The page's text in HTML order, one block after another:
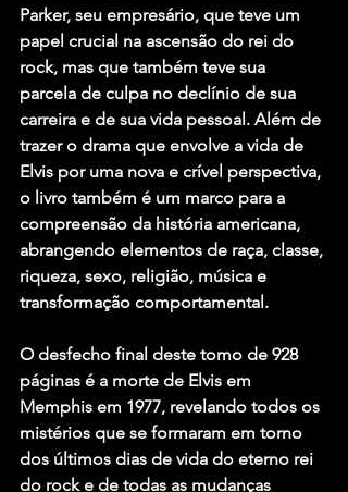
Parker, seu empresário, que teve um
papel crucial na ascensão do rei do
rock, mas que também teve sua
parcela de culpa no declínio de sua
carreira e de sua vida pessoal. Além de
trazer o drama que envolve a vida de
Elvis por uma nova e crível perspectiva,
o livro também é um marco para a
compreensão da história americana,
abrangendo elementos de raça, classe,
riqueza, sexo, religião, música e
transformação comportamental.
O desfecho final deste tomo de 928
páginas é a morte de Elvis em
Memphis em 1977, revelando todos os
mistérios que se formaram em torno
dos últimos dias de vida do eterno rei
do rock e de todas as mudanças